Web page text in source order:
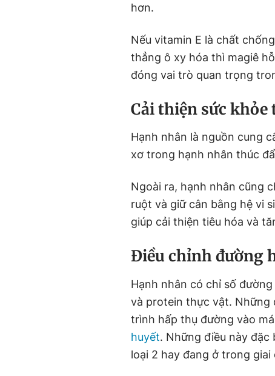
hơn.
Nếu vitamin E là chất
thẳng ô xy hóa thì magiê
đóng vai trò quan trọng
Cải thiện sức khỏe
Hạnh nhân là nguồn cung
xơ trong hạnh nhân thúc
Ngoài ra, hạnh nhân cũng
ruột và giữ cân bằng hệ vi
giúp cải thiện tiêu hóa và
Điều chỉnh đường
Hạnh nhân có chỉ số
và protein thực vật. Những
trình hấp thụ đường vào
huyết. Những điều này
loại 2 hay đang ở trong giai